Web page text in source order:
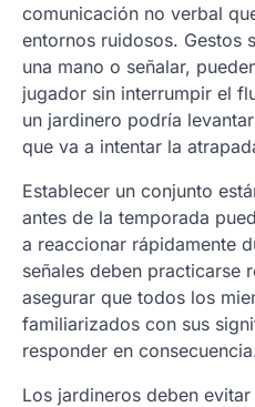
comunicación no verbal
entornos ruidosos. Gestos
una mano o señalar,
jugador sin interrumpir el
un jardinero podría
que va a intentar la
Establecer un conjunto
antes de la temporada
a reaccionar rápidamente
señales deben practicarse
asegurar que todos los
familiarizados con sus
responder en
Los jardineros deben